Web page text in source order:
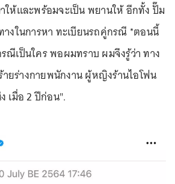
ให้และพร้อมจะเป็น พยานให้ อีกทั้ง ปั๊ม
งในการหา ทะเบียนรถคู่กรณี *ตอนนี้
ณีเป็นใคร พอผมทราบ ผมจึงรู้ว่า ทาง
ยร่างกายพนักงาน ผู้หญิงร้านไอโฟน
เมื่อ 2 ปีก่อน".